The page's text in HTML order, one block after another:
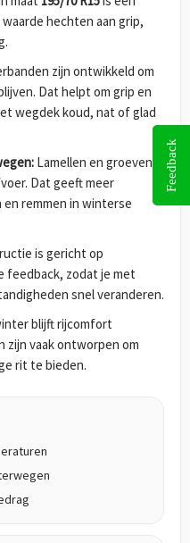
hechten aan grip,
zijn ontwikkeld om
Dat helpt om grip en
wegdek koud, nat of glad
Lamellen en groeven
Dat geeft meer
remmen in winterse
is gericht op
feedback, zodat je met
snel veranderen.
blijft rijcomfort
zijn vaak ontworpen om
rit te bieden.
Feedback